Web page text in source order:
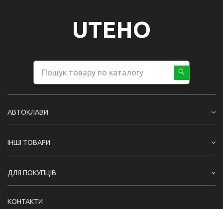
UTEHO
АВТОКЛАВИ
ІНШІ ТОВАРИ
ДЛЯ ПОКУПЦІВ
КОНТАКТИ